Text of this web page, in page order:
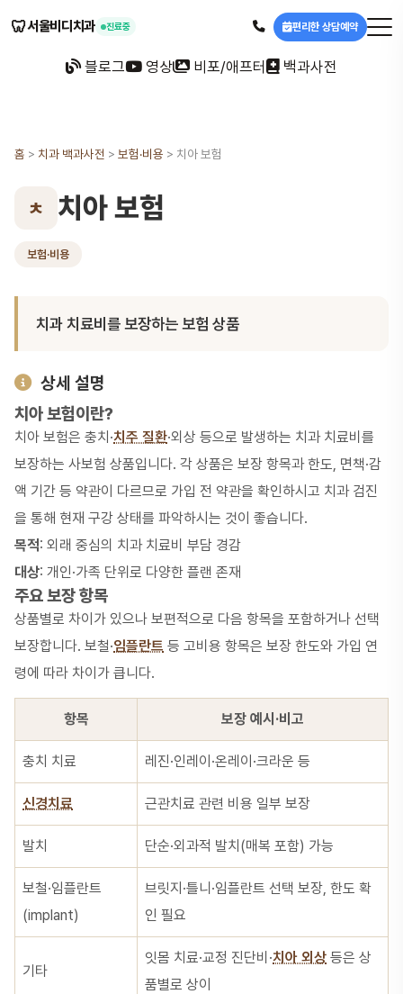
🦷서울비디치과 진료중 편리한 상담예약
블로그 영상 비포/애프터 백과사전
홈 > 치과 백과사전 > 보험·비용 > 치아 보험
ㅊ 치아 보험
보험·비용
치과 치료비를 보장하는 보험 상품
상세 설명
치아 보험이란?
치아 보험은 충치·치주 질환·외상 등으로 발생하는 치과 치료비를
보장하는 사보험 상품입니다. 각 상품은 보장 항목과 한도, 면책·감
액 기간 등 약관이 다르므로 가입 전 약관을 확인하시고 치과 검진
을 통해 현재 구강 상태를 파악하시는 것이 좋습니다.
목적: 외래 중심의 치과 치료비 부담 경감
대상: 개인·가족 단위로 다양한 플랜 존재
주요 보장 항목
상품별로 차이가 있으나 보편적으로 다음 항목을 포함하거나 선택
보장합니다. 보철·임플란트 등 고비용 항목은 보장 한도와 가입 연
령에 따라 차이가 큽니다.
항목 보장 예시·비고
충치 치료 레진·인레이·온레이·크라운 등
신경치료 근관치료 관련 비용 일부 보장
발치 단순·외과적 발치(매복 포함) 가능
보철·임플란트
(implant)
브릿지·틀니·임플란트 선택 보장, 한도 확
인 필요
기타
잇몸 치료·교정 진단비·치아 외상 등은 상
품별로 상이